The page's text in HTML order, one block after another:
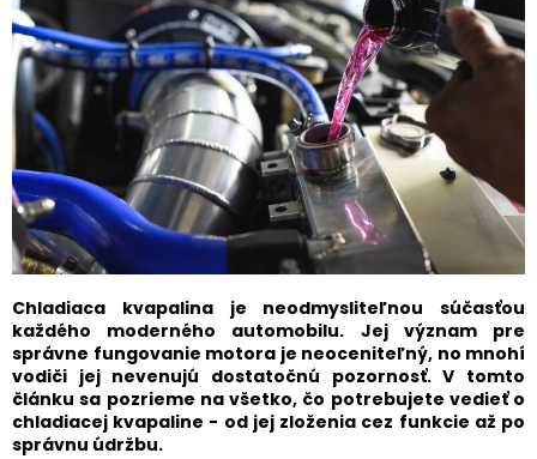
Chladiaca kvapalina je neodmysliteľnou súčasťou
každého moderného automobilu. Jej význam pre
správne fungovanie motora je neoceniteľný, no mnohí
vodiči jej nevenujú dostatočnú pozornosť. V tomto
článku sa pozrieme na všetko, čo potrebujete vedieť o
chladiacej kvapaline - od jej zloženia cez funkcie až po
správnu údržbu.